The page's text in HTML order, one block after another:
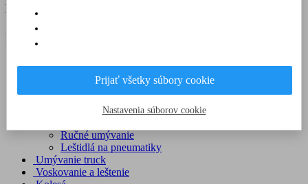
Best in offer
Kategórie
Výrobky pre samoobslužné boxy
Predumytie
Aktívna pena
Ručné umývanie
Leštidlá na pneumatiky
Umývanie truck
Voskovanie a leštenie
Prijať všetky súbory cookie
Nastavenia súborov cookie